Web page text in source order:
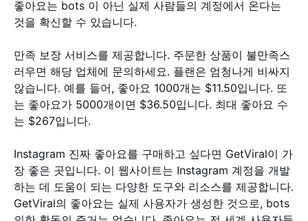
좋아요는 bots 이 아닌 실제 사람들의 계정에서 온다는
것을 확신할 수 있습니다.
만족 보장 서비스를 제공합니다. 주문한 상품이 불만족스
러우면 해당 업체에 문의하세요. 플랜은 엄청나게 비싸지
않습니다. 예를 들어, 좋아요 1000개는 $11.50입니다. 또
는 좋아요가 5000개이면 $36.50입니다. 최대 좋아요 수
는 $267입니다.
Instagram 진짜 좋아요를 구매하고 싶다면 GetViral이 가
장 좋은 곳입니다. 이 웹사이트는 Instagram 계정을 개발
하는 데 도움이 되는 다양한 도구와 리소스를 제공합니다.
GetViral의 좋아요는 실제 사용자가 생성한 것으로, bots